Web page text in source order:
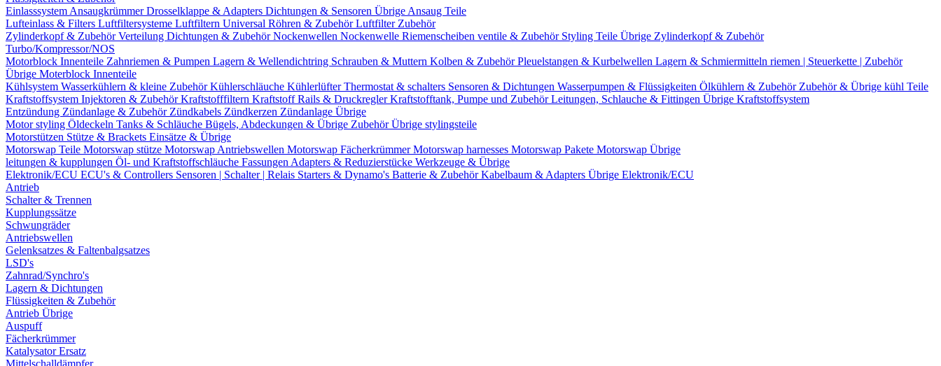
Einlasssystem AnsaugkrümmerDrosselklappe & Adapters Dichtungen & Sensoren Übrige Ansaug Teile
Lufteinlass & Filters Luftfiltersysteme Luftfiltern Universal Röhren & ZubehörLuftfilter Zubehör
Zylinderkopf & ZubehörVerteilung Dichtungen & ZubehörNockenwellen Nockenwelle Riemenscheiben ventile & Zubehör Styling Teile Übrige Zylinderkopf & Zubehör
Turbo/Kompressor/NOS
Motorblock Innenteile Zahnriemen & Pumpen Lagern & Wellendichtring Schrauben & Muttern Kolben & ZubehörPleuelstangen & Kurbelwellen Lagern & Schmiermitteln riemen | Steuerkette | Zubehör
Übrige Moterblock Innenteile
Kühlsystem Wasserkühlern & kleine ZubehörKühlerschläuche KühlerlüfterThermostat & schalters Sensoren & Dichtungen Wasserpumpen & Flüssigkeiten Ölkühlern & Zubehör Zubehör & Übrige kühl Teile
Kraftstoffsystem Injektoren & ZubehörKraftstofffiltern Kraftstoff Rails & DruckreglerKraftstofftank, Pumpe und ZubehörLeitungen, Schlauche & Fittingen Übrige Kraftstoffsystem
Entzündung Zündanlage & Zubehör Zündkabels Zündkerzen Zündanlage Übrige
Motor styling Öldeckeln Tanks & Schläuche Bügels, Abdeckungen & Übrige ZubehörÜbrige stylingsteile
Motorstützen Stütze & Brackets Einsätze & Übrige
Motorswap Teile Motorswap stütze Motorswap Antriebswellen Motorswap FächerkrümmerMotorswap harnesses Motorswap Pakete Motorswap Übrige
leitungen & kupplungen Öl- und Kraftstoffschläuche Fassungen Adapters & Reduzierstücke Werkzeuge & Übrige
Elektronik/ECU ECU's & Controllers Sensoren | Schalter | Relais Starters & Dynamo's Batterie & ZubehörKabelbaum & Adapters Übrige Elektronik/ECU
Antrieb
Schalter & Trennen
Kupplungssätze
Schwungräder
Antriebswellen
Gelenksatzes & Faltenbalgsatzes
LSD's
Zahnrad/Synchro's
Lagern & Dichtungen
Flüssigkeiten & Zubehör
Antrieb Übrige
Auspuff
Fächerkrümmer
Katalysator Ersatz
Mittelschalldämpfer